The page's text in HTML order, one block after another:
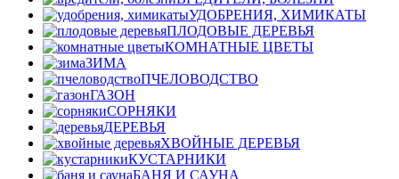
УДОБРЕНИЯ, ХИМИКАТЫ
ПЛОДОВЫЕ ДЕРЕВЬЯ
КОМНАТНЫЕ ЦВЕТЫ
ЗИМА
ПЧЕЛОВОДСТВО
ГАЗОН
СОРНЯКИ
ДЕРЕВЬЯ
ХВОЙНЫЕ ДЕРЕВЬЯ
КУСТАРНИКИ
БАНЯ И САУНА